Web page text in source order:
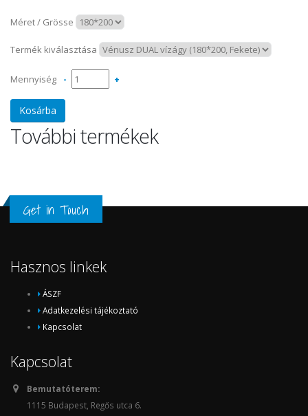
Méret / Grösse
Termék kiválasztása
Mennyiség - +
További termékek
Get in Touch
Hasznos linkek
ÁSZF
Adatkezelési tájékoztató
Kapcsolat
Kapcsolat
Bemutatóterem:
1115 Budapest, Regős utca 6.